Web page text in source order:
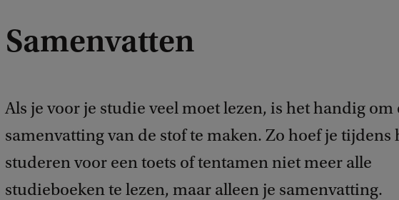
Samenvatten
Als je voor je studie veel moet lezen, is het handig om
samenvatting van de stof te maken. Zo hoef je tijdens
studeren voor een toets of tentamen niet meer alle
studieboeken te lezen, maar alleen je samenvatting.